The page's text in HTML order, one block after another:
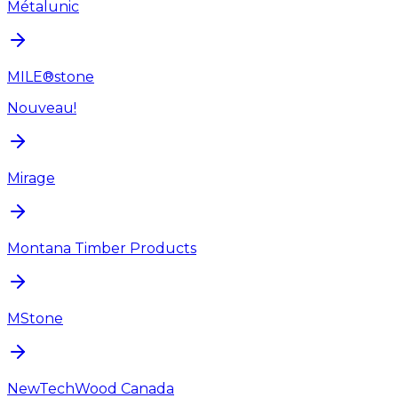
Métalunic
MILE®stone
Nouveau!
Mirage
Montana Timber Products
MStone
NewTechWood Canada